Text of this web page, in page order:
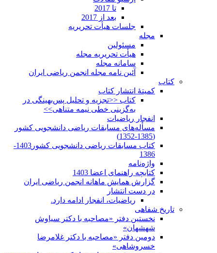
تا 2017
بعد از 2017
جلسات هیأت تحریریه
مجله
مسئولین
هیأت تحریریه مجله
سامانه مجله
آئین نامه مجله انجمن ریاضی ایران
کتاب
کمیتۀ انتشار کتاب
کتاب <<تجزیه و تحلیل پس‌بهینگی در
به‌گزینی خطی نیمه متناهی>>
انفجار ریاضیات
مسأله‌های مسابقات ریاضی دانشجویی کشور
(1385-1352)
کتاب مسابقات ریاضی دانشجویی کشور1403-
1386
واژه‌نامه
کتابچه راهنمای اعضا 1403
گزارش همایش ماهانه انجمن ریاضی ایران
در دست انتشار
ریاضیات، انفجار ادامه دارد.
تاریخ شفاهی
نخستین دفتر «مصاحبه با دکتر سیاوش
شهشهان»
دومین دفتر «مصاحبه با دکتر غلامرضا
خسروشاهی»